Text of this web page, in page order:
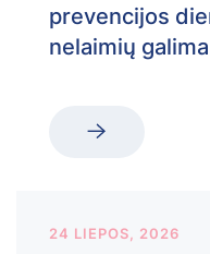
prevencijos
nelaimių
24 LIEPOS, 2026